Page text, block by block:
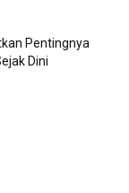
Pentingnya
Dini